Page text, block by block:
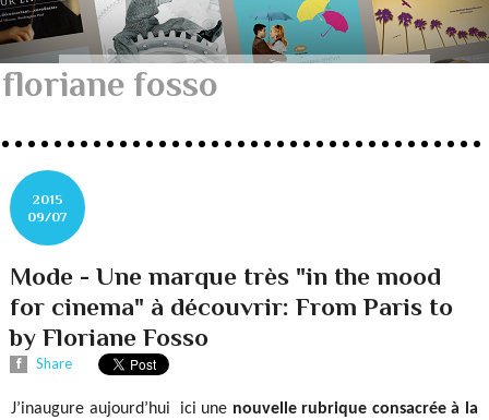
floriane fosso
2015
09/07
Mode - Une marque très "in the mood
for cinema" à découvrir: From Paris to
by Floriane Fosso
Share
J’inaugure aujourd’hui ici une nouvelle rubrique consacrée à la